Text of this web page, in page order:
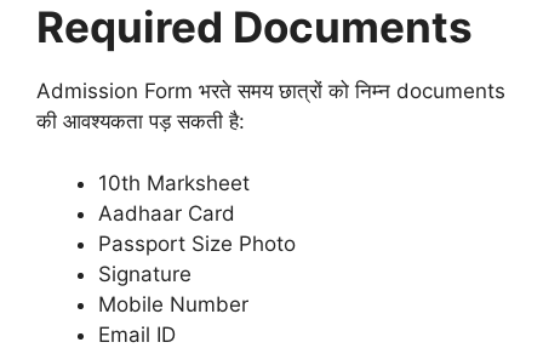
Required Documents
Admission Form भरते समय छात्रों को निम्न documents
की आवश्यकता पड़ सकती है:
10th Marksheet
Aadhaar Card
Passport Size Photo
Signature
Mobile Number
Email ID